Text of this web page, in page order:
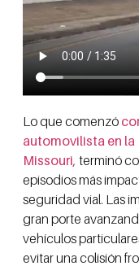
Lo que comenzó
automovilista en la
Missouri, terminó
episodios más
seguridad vial. Las
gran porte
vehículos
evitar una colisión